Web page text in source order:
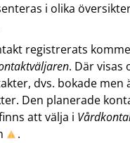
i olika
registrerats
. Där visas
dvs. bokade men
Den planerade
att välja i
.